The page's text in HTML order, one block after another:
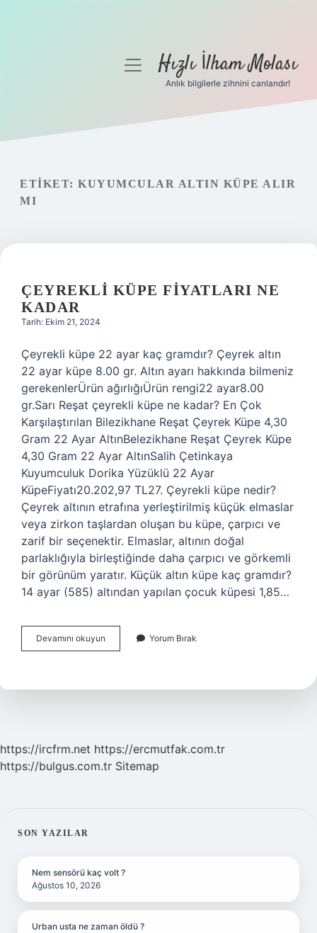
Gizlilik Politikası
Hakkımızda
menüyüHızlı İlham Molası
Anlık bilgilerle zihnini canlandır!
ETIKET: KUYUMCULAR ALTIN KÜPE ALIR
MI
ÇEYREKLI KÜPE FIYATLARI NE
KADAR
Tarih: Ekim 21, 2024
Çeyrekli küpe 22 ayar kaç gramdır? Çeyrek altın
22 ayar küpe 8.00 gr. Altın ayarı hakkında bilmeniz
gerekenlerÜrün ağırlığıÜrün rengi22 ayar8.00
gr.Sarı Reşat çeyrekli küpe ne kadar? En Çok
Karşılaştırılan Bilezikhane Reşat Çeyrek Küpe 4,30
Gram 22 Ayar AltınBelezikhane Reşat Çeyrek Küpe
4,30 Gram 22 Ayar AltınSalih Çetinkaya
Kuyumculuk Dorika Yüzüklü 22 Ayar
KüpeFiyatı20.202,97 TL27. Çeyrekli küpe nedir?
Çeyrek altının etrafına yerleştirilmiş küçük elmaslar
veya zirkon taşlardan oluşan bu küpe, çarpıcı ve
zarif bir seçenektir. Elmaslar, altının doğal
parlaklığıyla birleştiğinde daha çarpıcı ve görkemli
bir görünüm yaratır. Küçük altın küpe kaç gramdır?
14 ayar (585) altından yapılan çocuk küpesi 1,85…
Devamını okuyun Çeyrekli
Küpe
Kadar
Yorum Bırak
https://ircfrm.net https://ercmutfak.com.tr
https://bulgus.com.tr Sitemap
SIDEBAR
SON YAZILAR
Nem sensörü kaç volt ?
Ağustos 10, 2026
Urban usta ne zaman öldü ?